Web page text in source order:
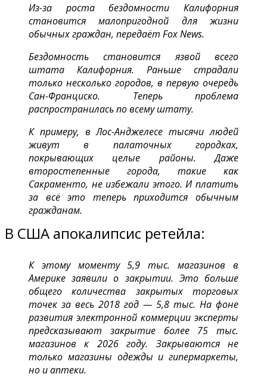
Из-за роста бездомности Калифорния
становится малопригодной для жизни
обычных граждан, передаёт Fox News.
Бездомность становится язвой всего
штата Калифорния. Раньше страдали
только несколько городов, в первую очередь
Сан-Франциско. Теперь проблема
распространилась по всему штату.
К примеру, в Лос-Анджелесе тысячи людей
живут в палаточных городках,
покрывающих целые районы. Даже
второстепенные города, такие как
Сакраменто, не избежали этого.И платить
за всё это теперь приходится обычным
гражданам.
В США апокалипсис ретейла:
К этому моменту 5,9 тыс. магазинов в
Америке заявили о закрытии. Это больше
общего количества закрытых торговых
точек за весь 2018 год — 5,8 тыс. На фоне
развития электронной коммерции эксперты
предсказывают закрытие более 75 тыс.
магазинов к 2026 году. Закрываются не
только магазины одежды и гипермаркеты,
но и аптеки.